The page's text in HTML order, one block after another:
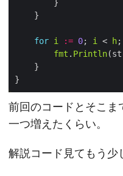
for i := 0; i < h;
fmt . Println
前回のコードとそこ
一つ増えたくらい。
解説コード見てもう少